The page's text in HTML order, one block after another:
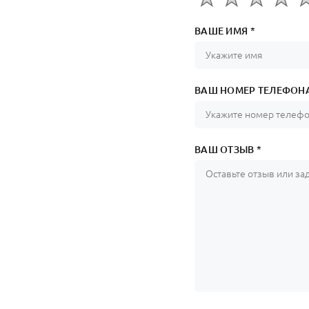
ВАШЕ ИМЯ *
ВАШ НОМЕР
ВАШ ОТЗЫВ *